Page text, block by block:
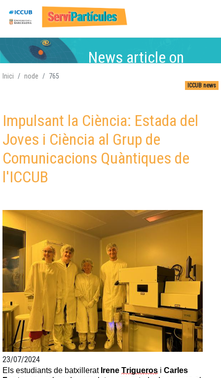
to
Particle Physics,
Gravitation, Cosmology
Particle Physics,
Gravitation, Cosmology
Particle Physics,
Gravitation, Cosmology
Particle Physics,
Gravitation,Cosmology
News article on
Inici node 765
ICCUB news
Impulsant la Ciència: Estada del
Joves i Ciència al Grup de
Comunicacions Quàntiques de
l'ICCUB
23/07/2024
Els estudiants de batxillerat Irene Trigueros i